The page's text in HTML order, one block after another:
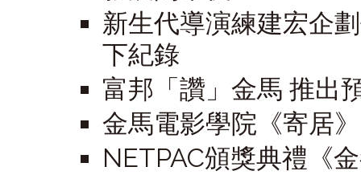
新生代導演練建宏企
下紀錄
富邦「讚」金馬 推出
金馬電影學院《寄居
NETPAC頒獎典禮《